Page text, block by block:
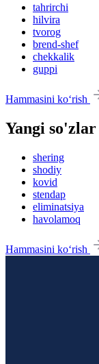
tahrirchi
hilvira
tvorog
brend-shef
chekkalik
guppi
Hammasini ko‘rish
Yangi so'zlar
shering
shodiy
kovid
stendap
eliminatsiya
havolamoq
Hammasini ko‘rish